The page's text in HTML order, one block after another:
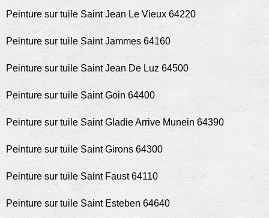
Peinture sur tuile Saint Jean Le Vieux 64220
Peinture sur tuile Saint Jammes 64160
Peinture sur tuile Saint Jean De Luz 64500
Peinture sur tuile Saint Goin 64400
Peinture sur tuile Saint Gladie Arrive Munein 64390
Peinture sur tuile Saint Girons 64300
Peinture sur tuile Saint Faust 64110
Peinture sur tuile Saint Esteben 64640